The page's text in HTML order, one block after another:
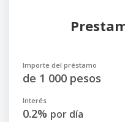
Importe del préstamo
de 1 000 pesos
Interés
0.2% por día